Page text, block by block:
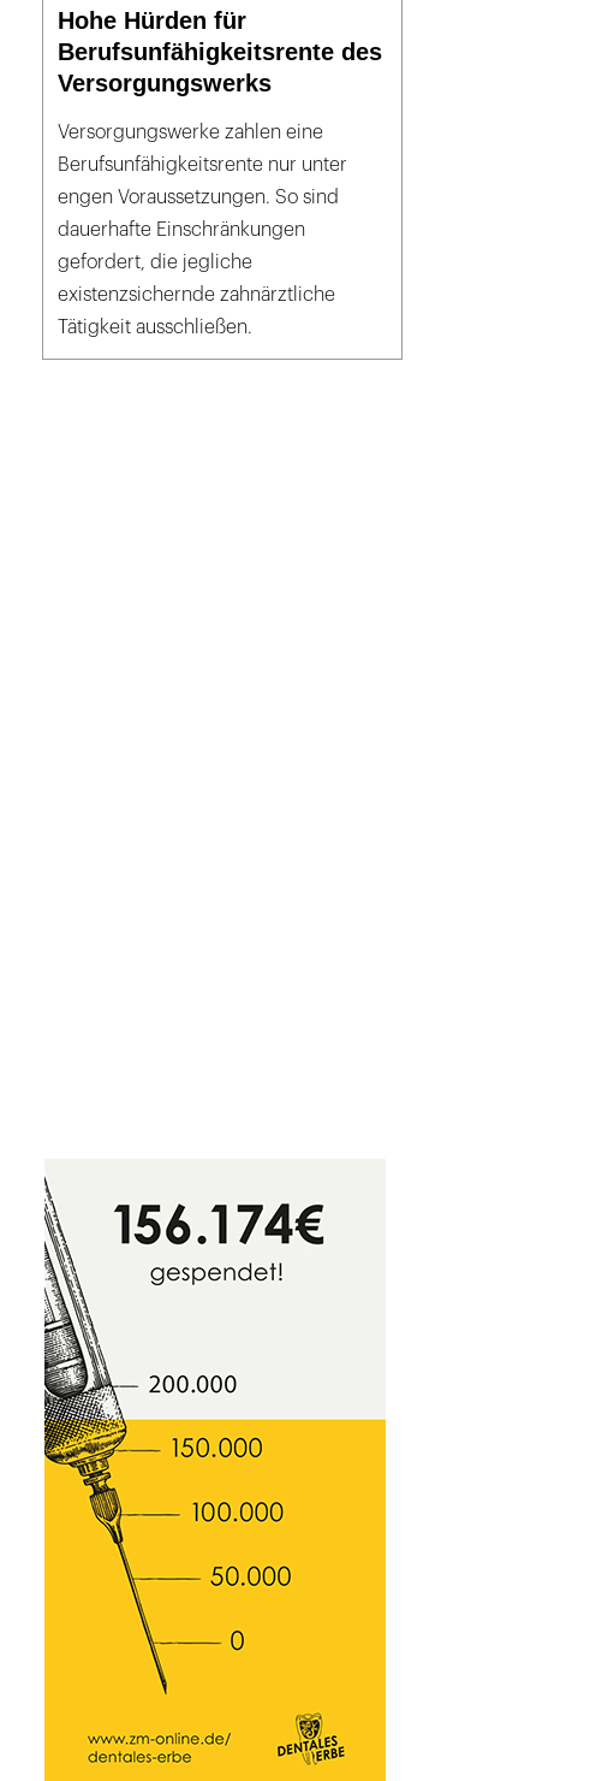
Hohe Hürden für
Berufsunfähigkeitsrente des
Versorgungswerks
Versorgungswerke zahlen eine
Berufsunfähigkeitsrente nur unter
engen Voraussetzungen. So sind
dauerhafte Einschränkungen
gefordert, die jegliche
existenzsichernde zahnärztliche
Tätigkeit ausschließen.